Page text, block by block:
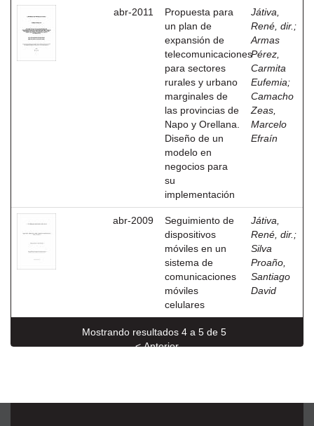
abr-2011
Propuesta para
un plan de
expansión de
telecomunicaciones
para sectores
rurales y urbano
marginales de
las provincias de
Napo y Orellana.
Diseño de un
modelo en
negocios para
su
implementación
Játiva,
René, dir. ;
Armas
Pérez,
Carmita
Eufemia;
Camacho
Zeas,
Marcelo
Efraín
abr-2009
Seguimiento de
dispositivos
móviles en un
sistema de
comunicaciones
móviles
celulares
Játiva,
René, dir. ;
Silva
Proaño,
Santiago
David
Mostrando resultados 4 a 5 de 5
< Anterior